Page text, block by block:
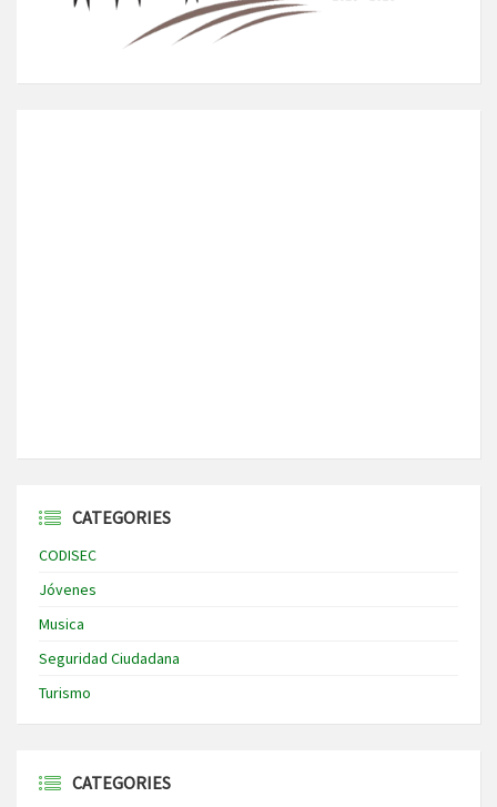
CATEGORIES
CODISEC
Jóvenes
Musica
Seguridad Ciudadana
Turismo
CATEGORIES